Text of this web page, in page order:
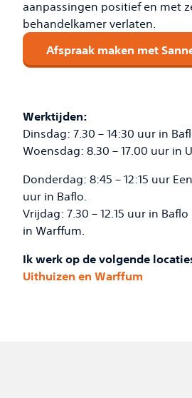
aanpassingen positief en met
behandelkamer verlaten.
Afspraak maken met
Werktijden:
Dinsdag: 7.30 – 14:30 uur in
Woensdag: 8.30 – 17.00 uur in
Donderdag: 8:45 – 12:15 uur
uur in Baflo.
Vrijdag: 7.30 – 12.15 uur in
in Warffum.
Ik werk op de volgende
Uithuizen en Warffum